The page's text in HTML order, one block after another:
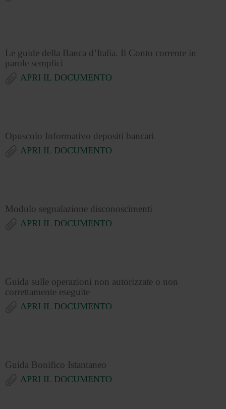
Le guide della Banca d’Italia. Il Conto corrente in
parole semplici
APRI IL DOCUMENTO
Opuscolo Informativo depositi bancari
APRI IL DOCUMENTO
Modulo segnalazione disconoscimenti
APRI IL DOCUMENTO
Guida sulle operazioni non autorizzate o non
correttamente eseguite
APRI IL DOCUMENTO
Guida Bonifico Istantaneo
APRI IL DOCUMENTO